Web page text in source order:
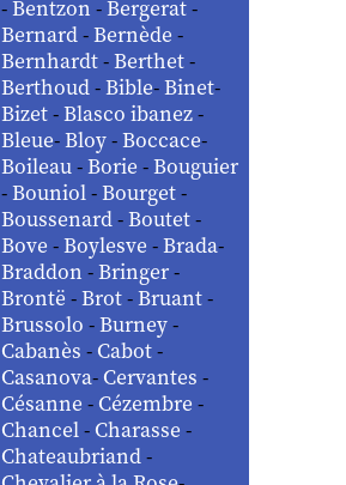
-Bentzon-Bergerat-
Bernard-Bernède-
Bernhardt-Berthet-
Berthoud-Bible-Binet-
Bizet-Blasco ibanez-
Bleue-Bloy-Boccace-
Boileau-Borie-Bouguier
-Bouniol-Bourget-
Boussenard-Boutet-
Bove-Boylesve-Brada-
Braddon-Bringer-
Brontë-Brot-Bruant-
Brussolo-Burney-
Cabanès- Cabot-
Casanova- Cervantes-
Césanne- Cézembre-
Chancel- Charasse-
Chateaubriand-